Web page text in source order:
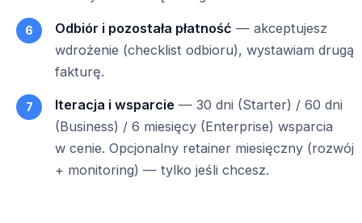
Odbiór i pozostała płatność — akceptujesz
wdrożenie (checklist odbioru), wystawiam drugą
fakturę.
Iteracja i wsparcie — 30 dni (Starter) / 60 dni
(Business) / 6 miesięcy (Enterprise) wsparcia
w cenie. Opcjonalny retainer miesięczny (rozwój
+ monitoring) — tylko jeśli chcesz.